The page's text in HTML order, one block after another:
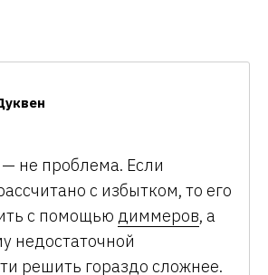
не проблема. Если
с избытком, то его
с помощью диммеров, а
недостаточной
решить гораздо сложнее.